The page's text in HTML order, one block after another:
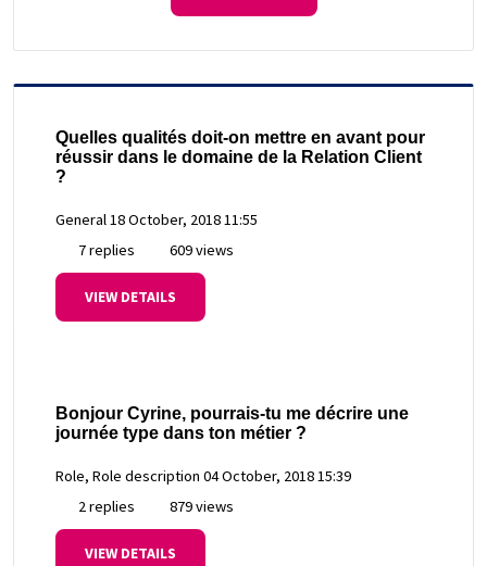
Quelles qualités doit-on mettre en avant pour
réussir dans le domaine de la Relation Client
?
General18 October, 2018 11:55
7 replies
609 views
VIEW DETAILS
Bonjour Cyrine, pourrais-tu me décrire une
journée type dans ton métier ?
Role, Role description 04 October, 2018 15:39
2 replies
879 views
VIEW DETAILS